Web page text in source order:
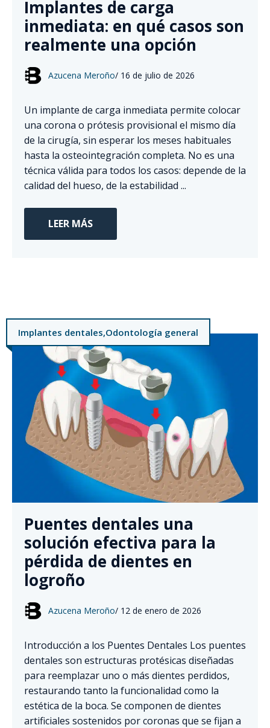
Implantes de carga
inmediata: en qué casos son
realmente una opción
Azucena Meroño/ 16 de julio de 2026
Un implante de carga inmediata permite colocar
una corona o prótesis provisional el mismo día
de la cirugía, sin esperar los meses habituales
hasta la osteointegración completa. No es una
técnica válida para todos los casos: depende de la
calidad del hueso, de la estabilidad ...
LEER MÁS
Implantes dentales,Odontología general
Puentes dentales una
solución efectiva para la
pérdida de dientes en
logroño
Azucena Meroño/ 12 de enero de 2026
Introducción a los Puentes Dentales Los puentes
dentales son estructuras protésicas diseñadas
para reemplazar uno o más dientes perdidos,
restaurando tanto la funcionalidad como la
estética de la boca. Se componen de dientes
artificiales sostenidos por coronas que se fijan a